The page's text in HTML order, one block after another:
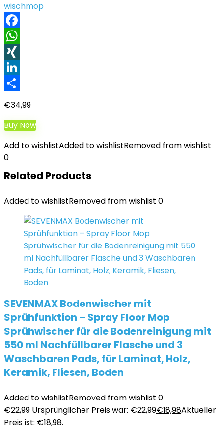
wischmop
Facebook
WhatsApp
XING
LinkedIn
€34,99
Buy Now
Add to wishlistAdded to wishlistRemoved from wishlist
0
Related Products
Added to wishlistRemoved from wishlist 0
SEVENMAX Bodenwischer mit
Sprühfunktion – Spray Floor Mop
Sprühwischer für die Bodenreinigung mit
550 ml Nachfüllbarer Flasche und 3
Waschbaren Pads, für Laminat, Holz,
Keramik, Fliesen, Boden
Added to wishlistRemoved from wishlist 0
€22,99 Ursprünglicher Preis war: €22,99€18,98Aktueller
Preis ist: €18,98.